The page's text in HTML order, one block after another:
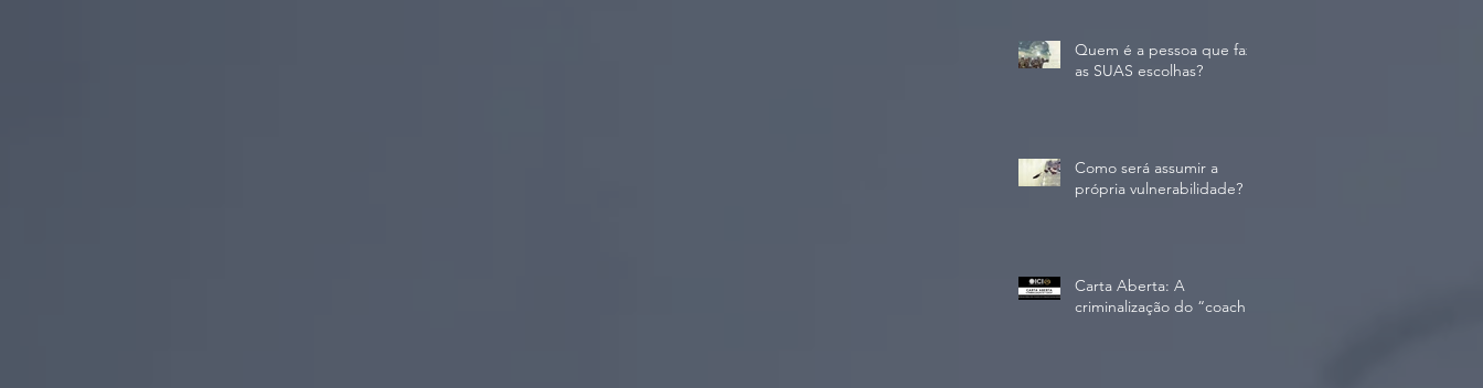
Quem é a pessoa que faz
as SUAS escolhas?
Como será assumir a
própria vulnerabilidade?
Carta Aberta: A
criminalização do “coach”